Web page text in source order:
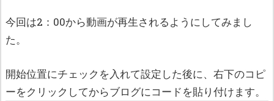
今回は2：00から動画が再生されるようにしてみまし
た。
開始位置にチェックを入れて設定した後に、右下のコピ
ーをクリックしてからブログにコードを貼り付けます。